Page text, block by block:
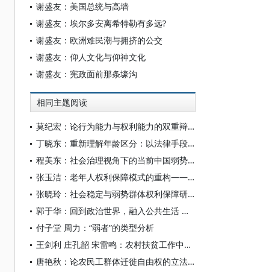
谢盛友：美国总统与高墙
谢盛友：埃尔多安离希特勒有多远?
谢盛友：欧洲难民潮与拥挤的公交
谢盛友：仰人文化与仰神文化
谢盛友：宪政面前那条壕沟
相同主题阅读
莫纪宏：论行为能力与权利能力的双重辩证关系
丁晓东：重新理解年龄区分：以法律手段应对年龄歧视的误区
程美东：社会治理视角下的当前中国弱势群体问题
张玉洁：老年人权利保障模式的重构——基于对权利主体观念的反思
张晓玲：社会稳定与弱势群体权利保障研究
郭于华：回到政治世界，融入公共生活 ——如何重新激发底层公众的政治参与热情
付子堂 周力：“弱者”的类型分析
王剑利 庄孔韶 宋雷鸣：农村扶贫工作中的弱势群体识别问题
唐艳秋：论农民工群体迁徙自由权的立法保护